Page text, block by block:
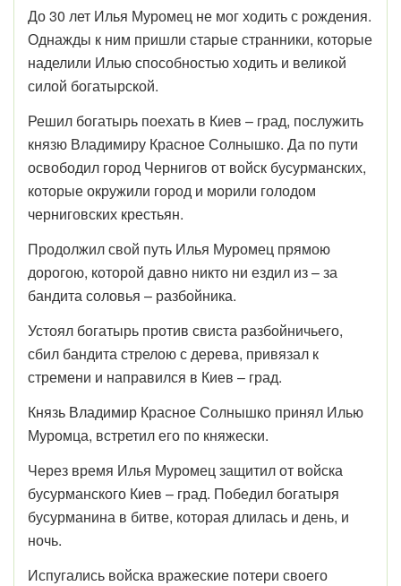
До 30 лет Илья Муромец не мог ходить с рождения.
Однажды к ним пришли старые странники, которые
наделили Илью способностью ходить и великой
силой богатырской.
Решил богатырь поехать в Киев – град, послужить
князю Владимиру Красное Солнышко. Да по пути
освободил город Чернигов от войск бусурманских,
которые окружили город и морили голодом
черниговских крестьян.
Продолжил свой путь Илья Муромец прямою
дорогою, которой давно никто ни ездил из – за
бандита соловья – разбойника.
Устоял богатырь против свиста разбойничьего,
сбил бандита стрелою с дерева, привязал к
стремени и направился в Киев – град.
Князь Владимир Красное Солнышко принял Илью
Муромца, встретил его по княжески.
Через время Илья Муромец защитил от войска
бусурманского Киев – град. Победил богатыря
бусурманина в битве, которая длилась и день, и
ночь.
Испугались войска вражеские потери своего